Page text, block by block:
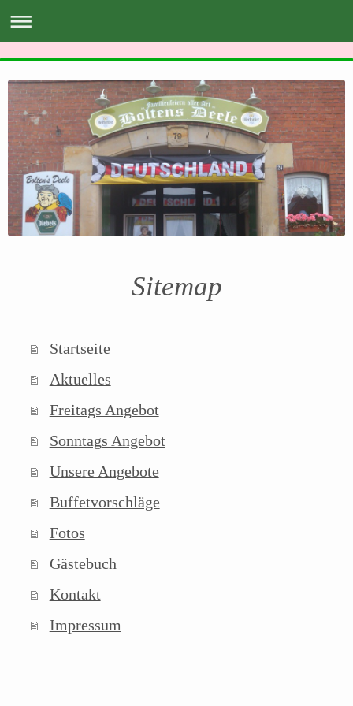
Sitemap
Startseite
Aktuelles
Freitags Angebot
Sonntags Angebot
Unsere Angebote
Buffetvorschläge
Fotos
Gästebuch
Kontakt
Impressum